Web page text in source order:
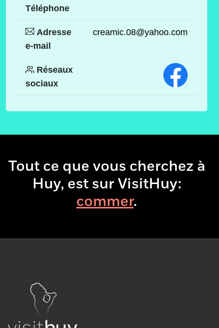
Téléphone
Adresse
e-mail
creamic.08@yahoo.com
Réseaux
sociaux
Tout ce que vous cherchez à
Huy, est sur VisitHuy:com